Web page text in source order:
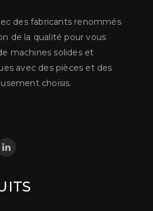
des fabricants renommés
de la qualité pour vous
machines solides et
avec des pièces et des
choisis.